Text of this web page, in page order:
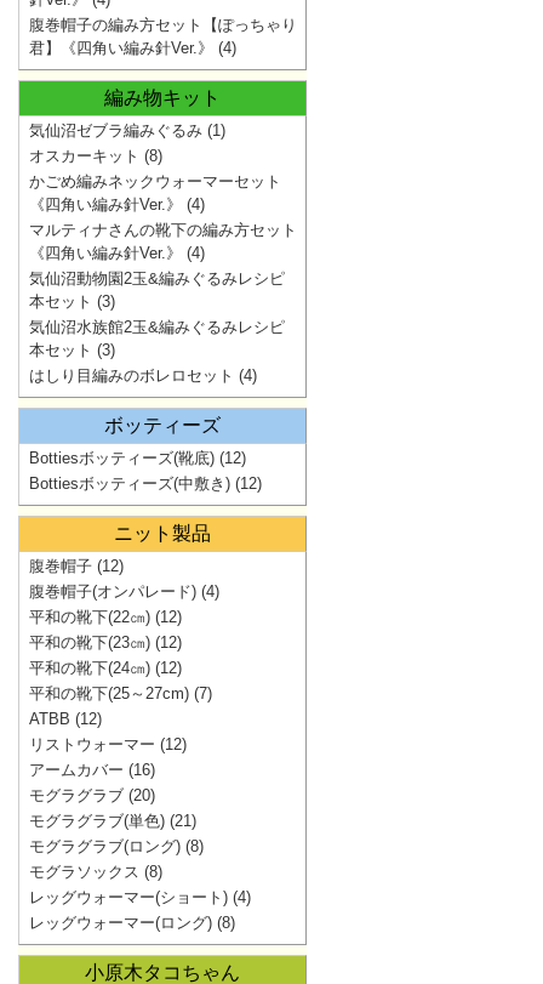
腹巻帽子の編み方セット【ぽっちゃり
君】《四角い編み針Ver.》
(4)
編み物キット
気仙沼ゼブラ編みぐるみ (1)
オスカーキット (8)
かごめ編みネックウォーマーセット
《四角い編み針Ver.》
(4)
マルティナさんの靴下の編み方セット
《四角い編み針Ver.》
(4)
気仙沼動物園2玉&編みぐるみレシピ
本セット (3)
気仙沼水族館2玉&編みぐるみレシピ
本セット (3)
はしり目編みのボレロセット (4)
ボッティーズ
Bottiesボッティーズ(靴底) (12)
Bottiesボッティーズ(中敷き) (12)
ニット製品
腹巻帽子 (12)
腹巻帽子(オンパレード) (4)
平和の靴下(22㎝) (12)
平和の靴下(23㎝) (12)
平和の靴下(24㎝) (12)
平和の靴下(25～27cm) (7)
ATBB (12)
リストウォーマー (12)
アームカバー (16)
モグラグラブ (20)
モグラグラブ(単色) (21)
モグラグラブ(ロング) (8)
モグラソックス (8)
レッグウォーマー(ショート) (4)
レッグウォーマー(ロング) (8)
小原木タコちゃん